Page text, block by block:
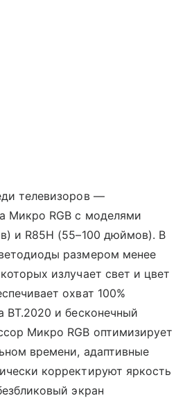
телевизоров —
Микро RGB с моделями
и R85H (55–100 дюймов). В
размером менее
излучает свет и цвет
охват 100%
BT.2020 и бесконечный
Микро RGB оптимизирует
времени, адаптивные
корректируют яркость
экран